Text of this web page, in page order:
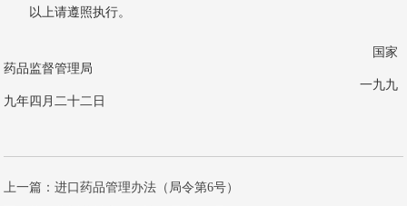
以上请遵照执行。
国家
药品监督管理局
一九九
九年四月二十二日
上一篇：进口药品管理办法（局令第6号）